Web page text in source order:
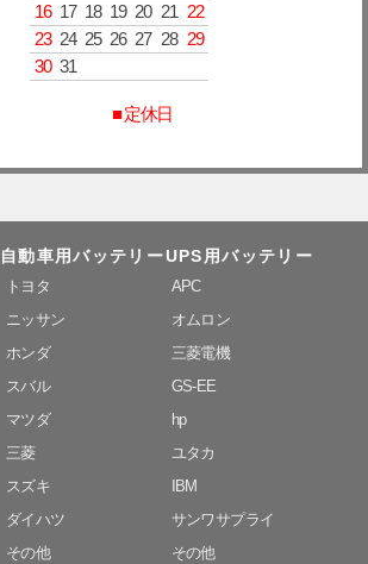
16 17 18 19 20 21 22
23 24 25 26 27 28 29
30 31
■ 定休日
自動車用バッテリー
トヨタ
ニッサン
ホンダ
スバル
マツダ
三菱
スズキ
ダイハツ
その他
UPS用バッテリー
APC
オムロン
三菱電機
GS-EE
hp
ユタカ
IBM
サンワサプライ
その他